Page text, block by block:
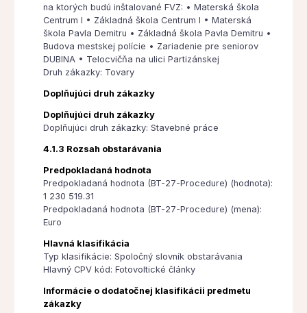
na ktorých budú inštalované FVZ: • Materská škola
Centrum I • Základná škola Centrum I • Materská
škola Pavla Demitru • Základná škola Pavla Demitru •
Budova mestskej polície • Zariadenie pre seniorov
DUBINA • Telocvičňa na ulici Partizánskej
Druh zákazky: Tovary
Doplňujúci druh zákazky
Doplňujúci druh zákazky
Doplňujúci druh zákazky: Stavebné práce
4.1.3 Rozsah obstarávania
Predpokladaná hodnota
Predpokladaná hodnota (BT-27-Procedure) (hodnota):
1 230 519.31
Predpokladaná hodnota (BT-27-Procedure) (mena):
Euro
Hlavná klasifikácia
Typ klasifikácie: Spoločný slovník obstarávania
Hlavný CPV kód: Fotovoltické články
Informácie o dodatočnej klasifikácii predmetu
zákazky